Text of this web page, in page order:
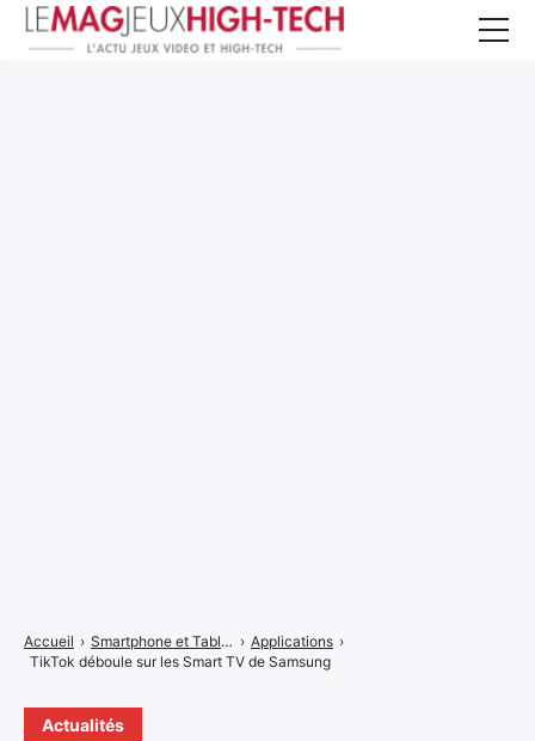
Actualités
Accueil › Smartphone et Tablettes › Applications ›
TikTok déboule sur les Smart TV de Samsung